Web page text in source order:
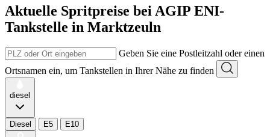
Aktuelle Spritpreise bei AGIP ENI-
Tankstelle in Marktzeuln
Geben Sie eine Postleitzahl oder einen
Ortsnamen ein, um Tankstellen in Ihrer Nähe zu finden
diesel
Diesel E5 E10